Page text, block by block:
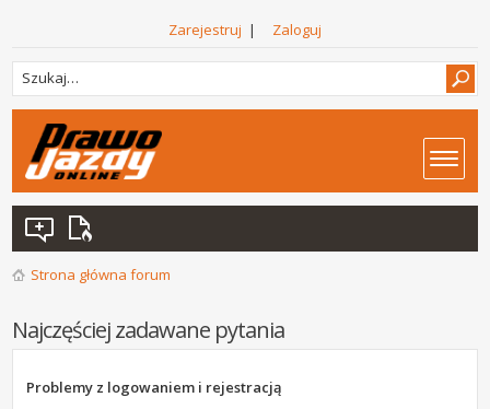
Zarejestruj | Zaloguj
Strona główna forum
Najczęściej zadawane pytania
Problemy z logowaniem i rejestracją